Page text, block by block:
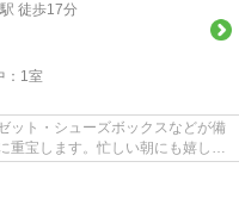
駅 徒歩17分
1室
ット・シューズボックスなどが備
重宝します。忙しい朝にも嬉し